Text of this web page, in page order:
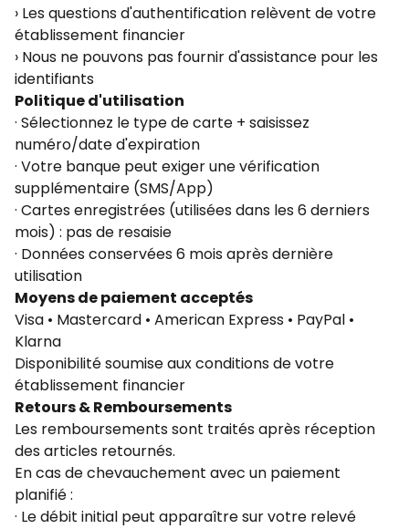
› Les questions d'authentification relèvent de votre
établissement financier
› Nous ne pouvons pas fournir d'assistance pour les
identifiants
Politique d'utilisation
· Sélectionnez le type de carte + saisissez
numéro/date d'expiration
· Votre banque peut exiger une vérification
supplémentaire (SMS/App)
· Cartes enregistrées (utilisées dans les 6 derniers
mois) : pas de resaisie
· Données conservées 6 mois après dernière
utilisation
Moyens de paiement acceptés
Visa • Mastercard • American Express • PayPal •
Klarna
Disponibilité soumise aux conditions de votre
établissement financier
Retours & Remboursements
Les remboursements sont traités après réception
des articles retournés.
En cas de chevauchement avec un paiement
planifié :
· Le débit initial peut apparaître sur votre relevé